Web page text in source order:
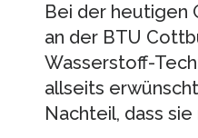
Bei der heutigen
an der BTU
Wasserstoff-
allseits
Nachteil, dass